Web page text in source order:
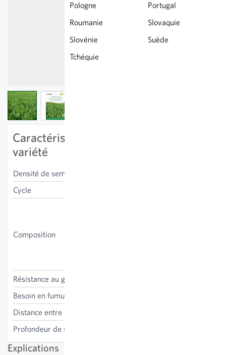
Pologne
Portugal
Roumanie
Slovaquie
Slovénie
Suède
Tchéquie
View larger imageView larger image
Caractéristiques spécifiques à la
variété
Densité de semis
Cycle
Composition
Résistance au gel
Besoin en fumure
Distance entre les lignes
Profondeur de semis
Explications